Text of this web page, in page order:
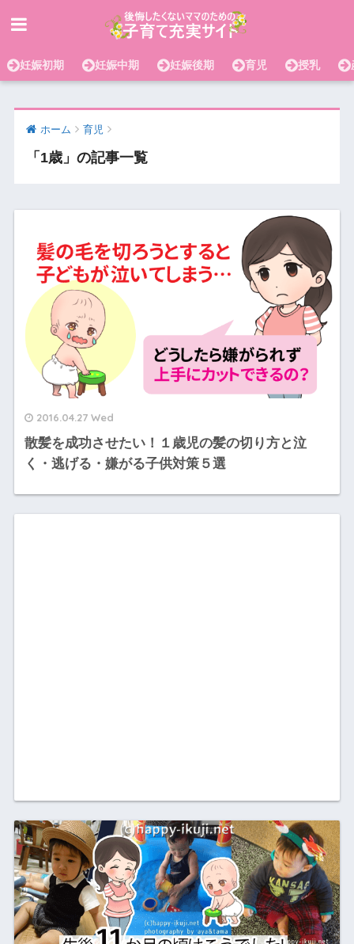
妊娠初期 妊娠中期 妊娠後期 育児 授乳
ホーム 育児
「1歳」の記事一覧
2016.04.27 Wed
散髪を成功させたい！１歳児の髪の切り方と泣
く・逃げる・嫌がる子供対策５選